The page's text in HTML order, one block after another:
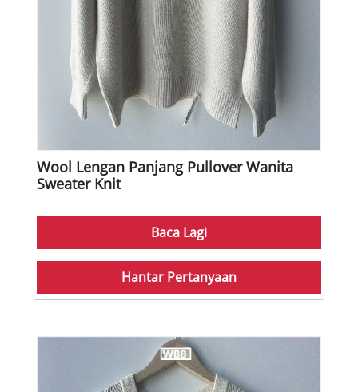
Wool Lengan Panjang Pullover Wanita
Sweater Knit
Baca Lagi
Hantar Pertanyaan